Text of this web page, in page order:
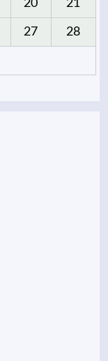
20 21
27 28